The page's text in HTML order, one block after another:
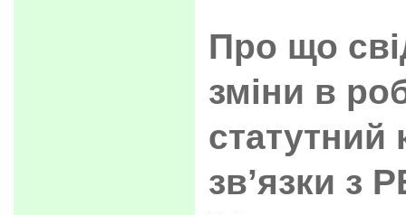
Про що
зміни в
статутний
зв’язки з